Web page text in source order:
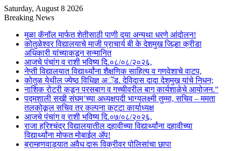
Saturday, August 8 2026
Breaking News
मुळा कॅनॉल मार्फत शेतीसाठी पाणी दया अन्यथा धरणे आंदोलन!
कोतुळेश्वर विद्यालयाचे माजी प्राचार्य बी के देशमुख जिल्हा क्रीडा
अधिकारी यांच्याकडून सन्मानित
आजचे पंचांग व राशी भविष्य दि.०८/०८/२०२६,
नेप्ती विद्यालयात विद्यार्थ्यांना शैक्षणिक साहित्य व गणवेशाचे वाटप,
कोतुळ येथील ज्येष्ठ विधिज्ञ अॅड. देविदास दादा देशमुख यांचे निधन;
नाशिक रोटरी कडून परसबाग व गच्चीवरील बाग कार्यशाळेचे आयोजन.”
पद्मशाली सखी संघम’च्या अध्यक्षपदी भाग्यलक्ष्मी तुम्मा, सचिव – ममता
तलकोकूल सचिव तर कल्पना कट्टा कार्याध्यक्ष
आजचे पंचांग व राशी भविष्य दि.०७/०८/२०२६,
राजा हरिश्चंद्र विद्यालयातील दहावीच्या विद्यार्थ्यांना दहावीच्या
विद्यार्थ्यांना मोफत मोबाईल ॲप!
ब्राम्हणवाड्यात अवैध दारू विक्रीवर पोलिसांचा छापा